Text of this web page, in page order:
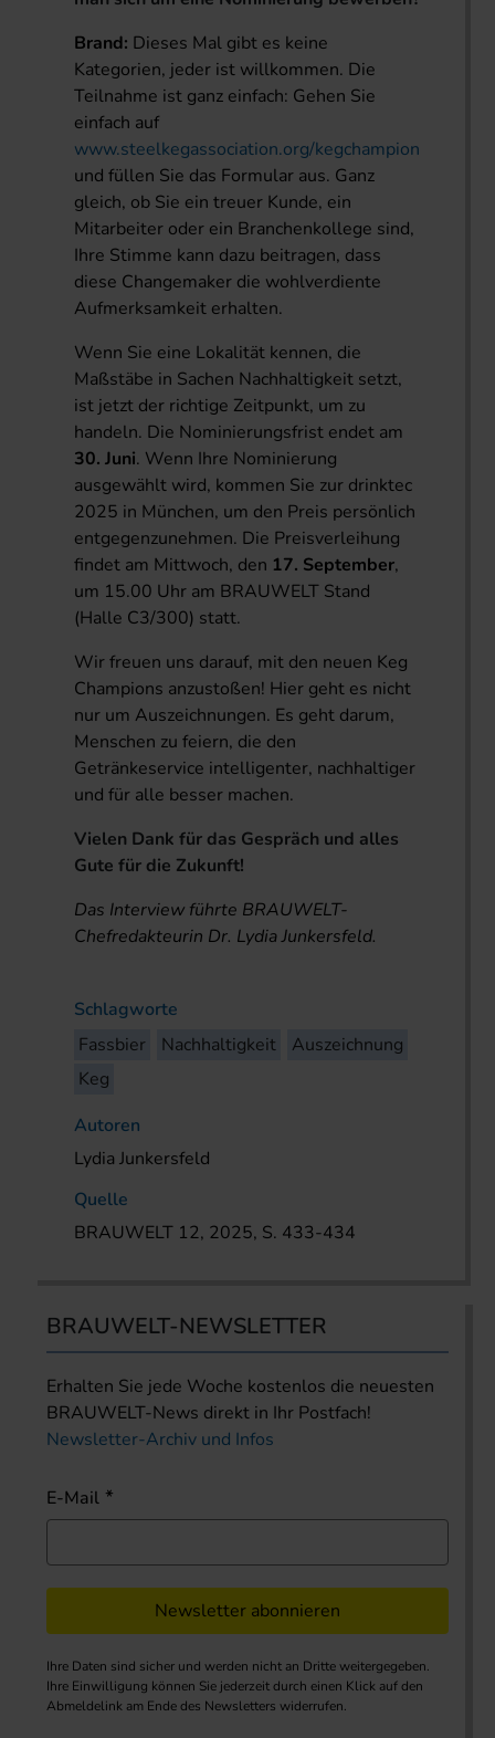
Brand: Dieses Mal gibt es keine
Kategorien, jeder ist willkommen. Die
Teilnahme ist ganz einfach: Gehen Sie
einfach auf
www.steelkegassociation.org/kegchampion
und füllen Sie das Formular aus. Ganz
gleich, ob Sie ein treuer Kunde, ein
Mitarbeiter oder ein Branchenkollege sind,
Ihre Stimme kann dazu beitragen, dass
diese Changemaker die wohlverdiente
Aufmerksamkeit erhalten.
Wenn Sie eine Lokalität kennen, die
Maßstäbe in Sachen Nachhaltigkeit setzt,
ist jetzt der richtige Zeitpunkt, um zu
handeln. Die Nominierungsfrist endet am
30. Juni. Wenn Ihre Nominierung
ausgewählt wird, kommen Sie zur drinktec
2025 in München, um den Preis persönlich
entgegenzunehmen. Die Preisverleihung
findet am Mittwoch, den 17. September,
um 15.00 Uhr am BRAUWELT Stand
(Halle C3/300) statt.
Wir freuen uns darauf, mit den neuen Keg
Champions anzustoßen! Hier geht es nicht
nur um Auszeichnungen. Es geht darum,
Menschen zu feiern, die den
Getränkeservice intelligenter, nachhaltiger
und für alle besser machen.
Vielen Dank für das Gespräch und alles
Gute für die Zukunft!
Das Interview führte BRAUWELT-
Chefredakteurin Dr. Lydia Junkersfeld.
Schlagworte
Fassbier
Nachhaltigkeit
Auszeichnung
Keg
Autoren
Lydia Junkersfeld
Quelle
BRAUWELT 12, 2025, S. 433-434
BRAUWELT-NEWSLETTER
Erhalten Sie jede Woche kostenlos die neuesten
BRAUWELT-News direkt in Ihr Postfach!
Newsletter-Archiv und Infos
E-Mail
Newsletter abonnieren
Ihre Daten sind sicher und werden nicht an Dritte weitergegeben.
Ihre Einwilligung können Sie jederzeit durch einen Klick auf den
Abmeldelink am Ende des Newsletters widerrufen.